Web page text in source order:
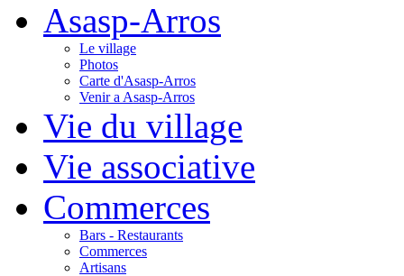
Asasp-Arros
Le village
Photos
Carte d'Asasp-Arros
Venir a Asasp-Arros
Vie du village
Vie associative
Commerces
Bars - Restaurants
Commerces
Artisans